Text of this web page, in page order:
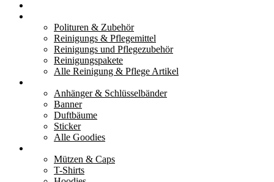
Polituren & Zubehör
Reinigungs & Pflegemittel
Reinigungs und Pflegezubehör
Reinigungspakete
Alle Reinigung & Pflege Artikel
Anhänger & Schlüsselbänder
Banner
Duftbäume
Sticker
Alle Goodies
Mützen & Caps
T-Shirts